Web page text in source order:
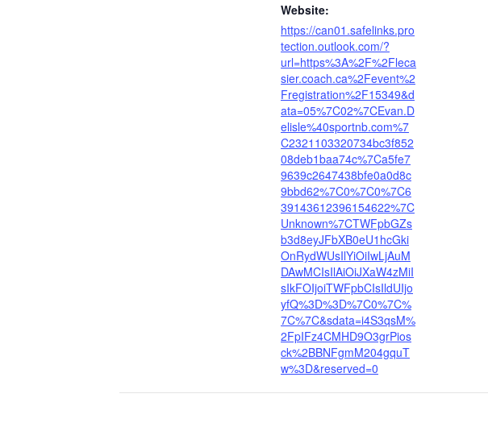
Website:
https://can01.safelinks.pro
tection.outlook.com/?
url=https%3A%2F%2Fleca
sier.coach.ca%2Fevent%2
Fregistration%2F15349&d
ata=05%7C02%7CEvan.D
elisle%40sportnb.com%7
C2321103320734bc3f852
08deb1baa74c%7Ca5fe7
9639c2647438bfe0a0d8c
9bbd62%7C0%7C0%7C6
39143612396154622%7C
Unknown%7CTWFpbGZs
b3d8eyJFbXB0eU1hcGki
OnRydWUsIlYiOiIwLjAuM
DAwMCIsIlAiOiJXaW4zMiI
sIkFOIjoiTWFpbCIsIldUIjo
yfQ%3D%3D%7C0%7C%
7C%7C&sdata=i4S3qsM%
2FpIFz4CMHD9O3grPios
ck%2BBNFgmM204gquT
w%3D&reserved=0